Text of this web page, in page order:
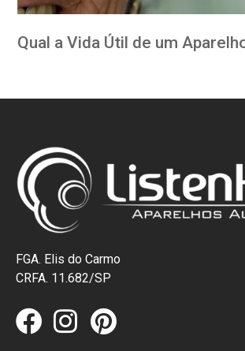
Qual a Vida Útil de um
FGA. Elis do Carmo
CRFA. 11.682/SP